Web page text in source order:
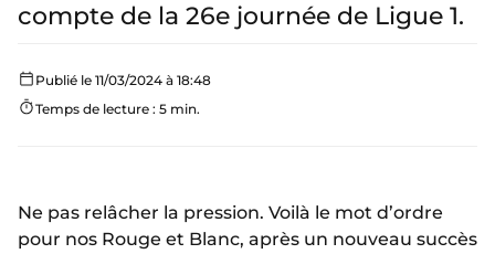
compte de la 26e journée de Ligue 1.
Publié le 11/03/2024 à 18:48
Temps de lecture : 5 min.
Ne pas relâcher la pression. Voilà le mot d’ordre
pour nos Rouge et Blanc, après un nouveau succès